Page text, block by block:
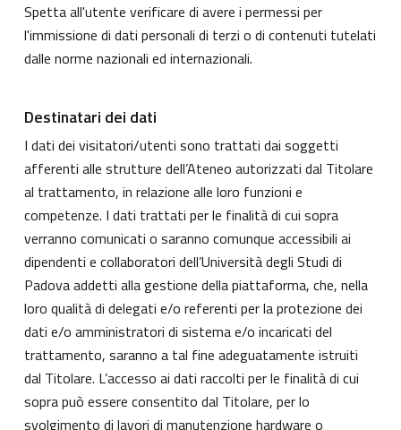
Spetta all'utente verificare di avere i permessi per
l'immissione di dati personali di terzi o di contenuti tutelati
dalle norme nazionali ed internazionali.
Destinatari dei dati
I dati dei visitatori/utenti sono trattati dai soggetti
afferenti alle strutture dell’Ateneo autorizzati dal Titolare
al trattamento, in relazione alle loro funzioni e
competenze. I dati trattati per le finalità di cui sopra
verranno comunicati o saranno comunque accessibili ai
dipendenti e collaboratori dell’Università degli Studi di
Padova addetti alla gestione della piattaforma, che, nella
loro qualità di delegati e/o referenti per la protezione dei
dati e/o amministratori di sistema e/o incaricati del
trattamento, saranno a tal fine adeguatamente istruiti
dal Titolare. L’accesso ai dati raccolti per le finalità di cui
sopra può essere consentito dal Titolare, per lo
svolgimento di lavori di manutenzione hardware o